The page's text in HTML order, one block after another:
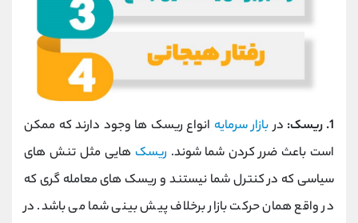
1. ریسک: دربازار سرمایه انواع ریسک ها وجود دارند که ممکن
است باعث ضرر کردن شما شوند. ریسک هایی مثل تنش های
سیاسی که در کنترل شما نیستند و ریسک های معامله گری که
در واقع همان حرکت بازار برخلاف پیش بینی شما می باشد. در